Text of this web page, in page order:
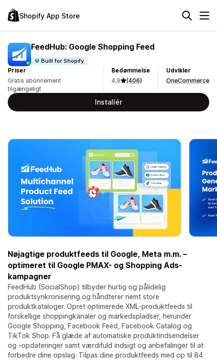
Shopify App Store
FeedHub: Google Shopping Feed
Built for Shopify
Priser
Gratis abonnement
tilgængeligt
Bedømmelse
4,9
(406)
Udvikler
OneCommerce
Installér
Nøjagtige produktfeeds til Google, Meta m.m. –
optimeret til Google PMAX- og Shopping Ads-
kampagner
FeedHub (SocialShop) tilbyder hurtig og pålidelig
produktsynkronisering og håndterer nemt store
produktkataloger. Opret optimerede XML-produktfeeds til
forskellige shoppingkanaler og markedspladser, herunder
Google Shopping, Facebook Feed, Facebook Catalog og
TikTok Shop. Få glæde af automatiske produktindsendelser
og -opdateringer samt værdifuld indsigt og anbefalinger til at
forbedre dine opslag. Tilpas dine produktfeeds med op til 84